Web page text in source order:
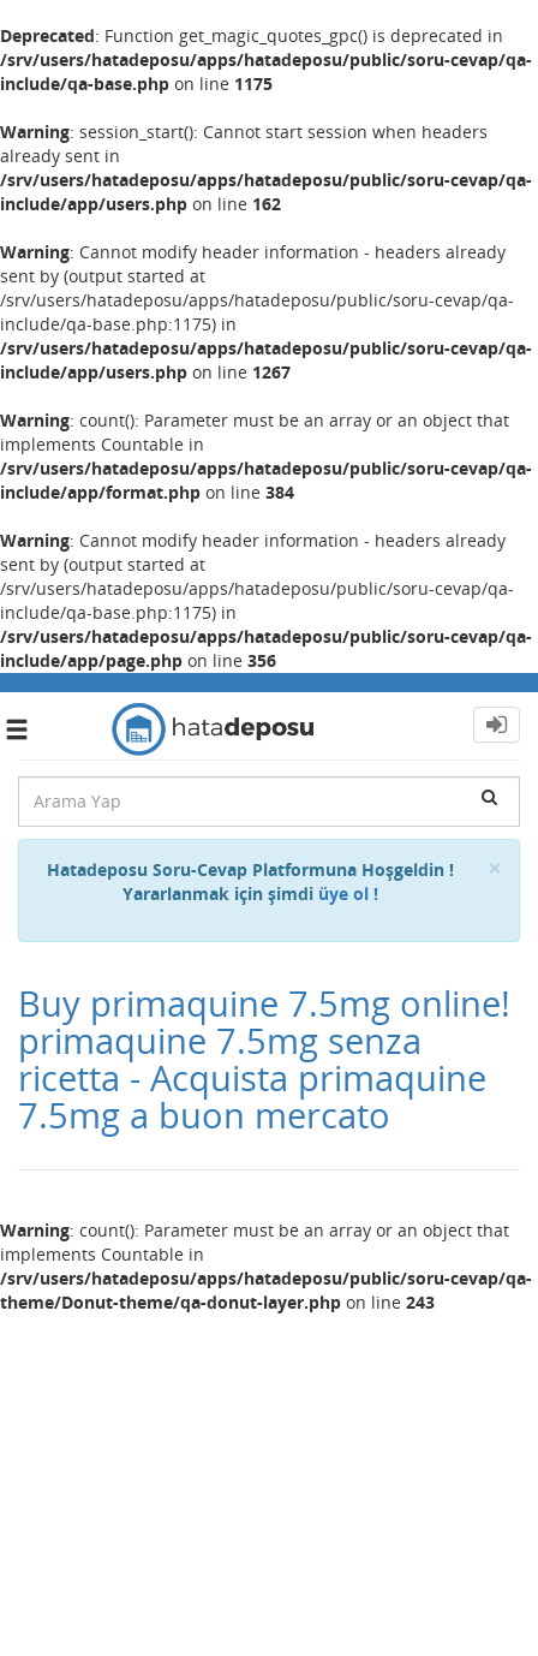
Deprecated: Function get_magic_quotes_gpc() is deprecated in
/srv/users/hatadeposu/apps/hatadeposu/public/soru-cevap/qa-
include/qa-base.php on line 1175
Warning: session_start(): Cannot start session when headers
already sent in
/srv/users/hatadeposu/apps/hatadeposu/public/soru-cevap/qa-
include/app/users.php on line 162
Warning: Cannot modify header information - headers already
sent by (output started at
/srv/users/hatadeposu/apps/hatadeposu/public/soru-cevap/qa-
include/qa-base.php:1175) in
/srv/users/hatadeposu/apps/hatadeposu/public/soru-cevap/qa-
include/app/users.php on line 1267
Warning: count(): Parameter must be an array or an object that
implements Countable in
/srv/users/hatadeposu/apps/hatadeposu/public/soru-cevap/qa-
include/app/format.php on line 384
Warning: Cannot modify header information - headers already
sent by (output started at
/srv/users/hatadeposu/apps/hatadeposu/public/soru-cevap/qa-
include/qa-base.php:1175) in
/srv/users/hatadeposu/apps/hatadeposu/public/soru-cevap/qa-
include/app/page.php on line 356
Toggle
×
Hatadeposu Soru-Cevap Platformuna Hoşgeldin !
Yararlanmak için şimdi üye ol !
Buy primaquine 7.5mg online!
primaquine 7.5mg senza
ricetta - Acquista primaquine
7.5mg a buon mercato
Warning: count(): Parameter must be an array or an object that
implements Countable in
/srv/users/hatadeposu/apps/hatadeposu/public/soru-cevap/qa-
theme/Donut-theme/qa-donut-layer.php on line 243